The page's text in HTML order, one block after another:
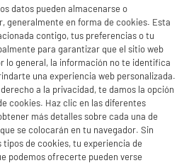
datos pueden almacenarse o
generalmente en forma de cookies. Esta
contigo, tus preferencias o tu
para garantizar que el sitio web
lo general, la información no te identifica
una experiencia web personalizada.
a la privacidad, te damos la opción
cookies. Haz clic en las diferentes
más detalles sobre cada una de
se colocarán en tu navegador. Sin
de cookies, tu experiencia de
podemos ofrecerte pueden verse